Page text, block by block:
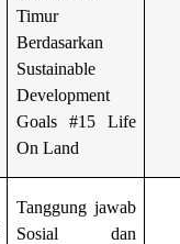
Timur
Berdasarkan
Sustainable
Development
Goals #15 Life
On Land
Tanggung jawab
Sosial dan